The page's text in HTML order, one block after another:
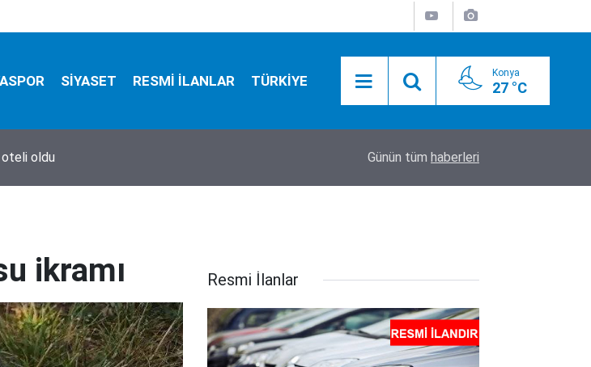
SİYASET RESMİ İLANLAR TÜRKİYE Konya
27 °C
oteli oldu Tarım ekipleri Beyşehir'de sahaya indi:
Günün tüm haberleri
ikramı Resmi İlanlar